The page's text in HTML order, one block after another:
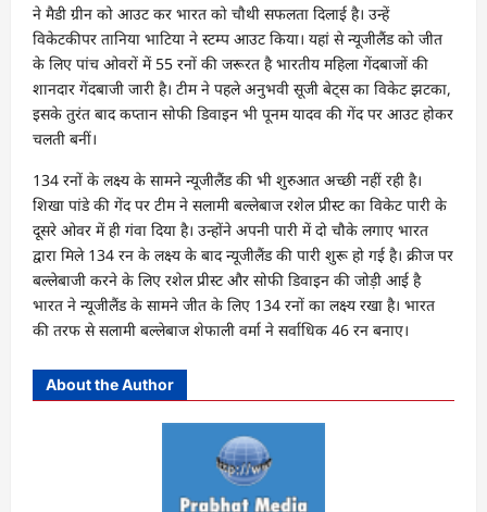
ने मैडी ग्रीन को आउट कर भारत को चौथी सफलता दिलाई है। उन्हें
विकेटकीपर तानिया भाटिया ने स्टम्प आउट किया। यहां से न्यूजीलैंड को जीत
के लिए पांच ओवरों में 55 रनों की जरूरत है भारतीय महिला गेंदबाजों की
शानदार गेंदबाजी जारी है। टीम ने पहले अनुभवी सूजी बेट्स का विकेट झटका,
इसके तुरंत बाद कप्तान सोफी डिवाइन भी पूनम यादव की गेंद पर आउट होकर
चलती बनीं।
134 रनों के लक्ष्य के सामने न्यूजीलैंड की भी शुरुआत अच्छी नहीं रही है।
शिखा पांडे की गेंद पर टीम ने सलामी बल्लेबाज रशेल प्रीस्ट का विकेट पारी के
दूसरे ओवर में ही गंवा दिया है। उन्होंने अपनी पारी में दो चौके लगाए भारत
द्वारा मिले 134 रन के लक्ष्य के बाद न्यूजीलैंड की पारी शुरू हो गई है। क्रीज पर
बल्लेबाजी करने के लिए रशेल प्रीस्ट और सोफी डिवाइन की जोड़ी आई है
भारत ने न्यूजीलैंड के सामने जीत के लिए 134 रनों का लक्ष्य रखा है। भारत
की तरफ से सलामी बल्लेबाज शेफाली वर्मा ने सर्वाधिक 46 रन बनाए।
About the Author